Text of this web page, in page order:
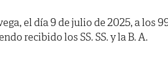
el día 9 de julio de 2025, a los
recibido los SS. SS. y la B. A.